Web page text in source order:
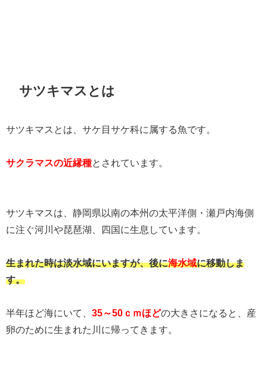
サツキマスとは
サツキマスとは、サケ目サケ科に属する魚です。
サクラマスの近縁種とされています。
サツキマスは、静岡県以南の本州の太平洋側・瀬戸内海側
に注ぐ河川や琵琶湖、四国に生息しています。
生まれた時は淡水域にいますが、後に海水域に移動しま
す。
半年ほど海にいて、 35～50ｃｍほどの大きさになると、産
卵のために生まれた川に帰ってきます。